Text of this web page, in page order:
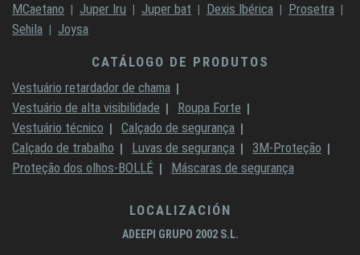
MCaetano
Juper Iru Juper bat Dexis Ibérica
Prosetra
Sehila
Joysa
CATÁLOGO DE PRODUTOS
Vestuário retardador de chama
Vestuário de alta visibilidade
Roupa Forte
Vestuário técnico
Calçado de segurança
Calçado de trabalho
Luvas de segurança
3M-Proteção
Proteção dos olhos-BOLLÉ
Máscaras de segurança
LOCALIZACIÓN
ADEEPI GRUPO 2002 S.L.